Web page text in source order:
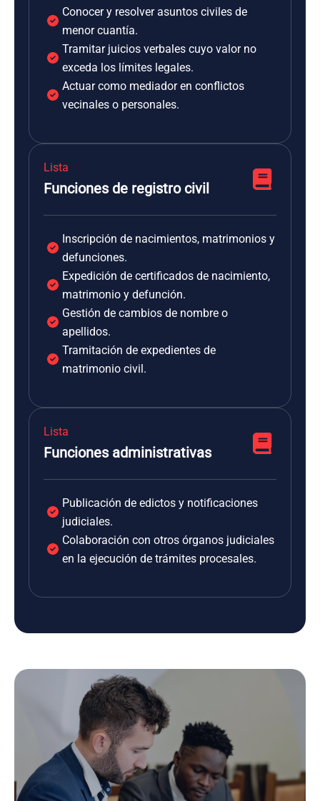
Conocer y resolver asuntos civiles de
menor cuantía.
Tramitar juicios verbales cuyo valor no
exceda los límites legales.
Actuar como mediador en conflictos
vecinales o personales.
Lista
Funciones de registro civil
Inscripción de nacimientos, matrimonios y
defunciones.
Expedición de certificados de nacimiento,
matrimonio y defunción.
Gestión de cambios de nombre o
apellidos.
Tramitación de expedientes de
matrimonio civil.
Lista
Funciones administrativas
Publicación de edictos y notificaciones
judiciales.
Colaboración con otros órganos judiciales
en la ejecución de trámites procesales.